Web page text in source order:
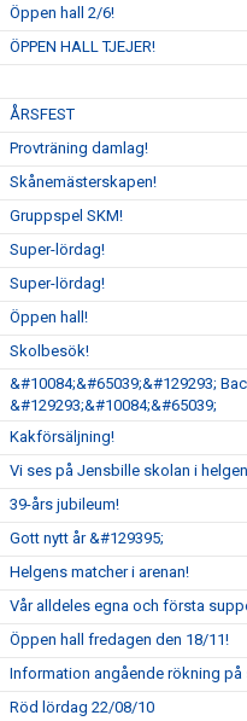
Öppen hall 2/6!
ÖPPEN HALL TJEJER!
ÅRSFEST
Provträning damlag!
Skånemästerskapen!
Gruppspel SKM!
Super-lördag!
Super-lördag!
Öppen hall!
Skolbesök!
&#10084;&#65039;&#129293;
&#129293;&#10084;&#65039;
Kakförsäljning!
Vi ses på Jensbille skolan i
39-års jubileum!
Gott nytt år &#129395;
Helgens matcher i arenan!
Vår alldeles egna och första
Öppen hall fredagen den 18/11!
Information angående rökning
Röd lördag 22/08/10